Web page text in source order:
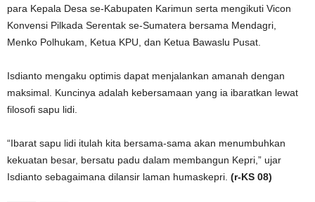
para Kepala Desa se-Kabupaten Karimun serta mengikuti Vicon
Konvensi Pilkada Serentak se-Sumatera bersama Mendagri,
Menko Polhukam, Ketua KPU, dan Ketua Bawaslu Pusat.
Isdianto mengaku optimis dapat menjalankan amanah dengan
maksimal. Kuncinya adalah kebersamaan yang ia ibaratkan lewat
filosofi sapu lidi.
“Ibarat sapu lidi itulah kita bersama-sama akan menumbuhkan
kekuatan besar, bersatu padu dalam membangun Kepri,” ujar
Isdianto sebagaimana dilansir laman humaskepri. (r-KS 08)